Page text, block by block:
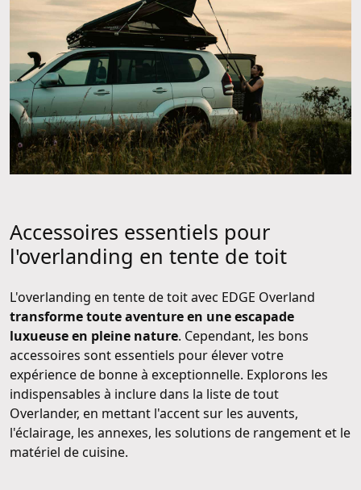
Accessoires essentiels pour
l'overlanding en tente de toit
L'overlanding en tente de toit avec EDGE Overland
transforme toute aventure en une escapade
luxueuse en pleine nature. Cependant, les bons
accessoires sont essentiels pour élever votre
expérience de bonne à exceptionnelle. Explorons les
indispensables à inclure dans la liste de tout
Overlander, en mettant l'accent sur les auvents,
l'éclairage, les annexes, les solutions de rangement et le
matériel de cuisine.